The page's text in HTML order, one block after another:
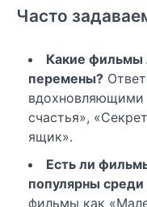
Часто
Какие фильмы
перемены?
вдохновляющими
счастья»,
ящик».
Есть ли
популярны
фильмы как